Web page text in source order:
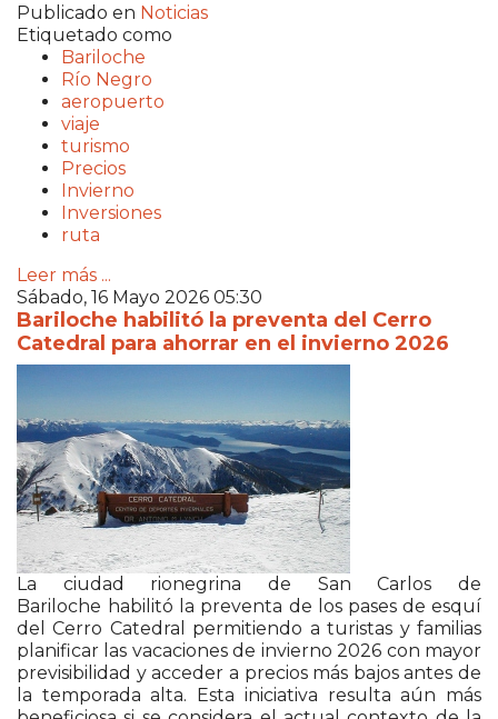
Publicado en Noticias
Etiquetado como
Bariloche
Río Negro
aeropuerto
viaje
turismo
Precios
Invierno
Inversiones
ruta
Leer más ...
Sábado, 16 Mayo 2026 05:30
Bariloche habilitó la preventa del Cerro
Catedral para ahorrar en el invierno 2026
La ciudad rionegrina de San Carlos de
Bariloche habilitó la preventa de los pases de esquí
del Cerro Catedral permitiendo a turistas y familias
planificar las vacaciones de invierno 2026 con mayor
previsibilidad y acceder a precios más bajos antes de
la temporada alta. Esta iniciativa resulta aún más